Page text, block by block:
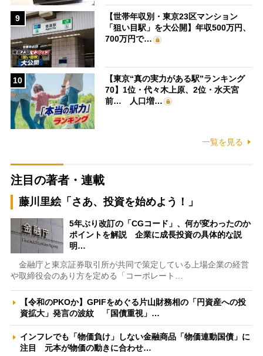
9
【世帯年収別・東京23区マンション
「狙い目駅」を大公開】年収500万円、
700万円で…
10
【東京“真の実力がある駅”ランキング
70】1位・代々木上原、2位・水天宮
前… 人口増…
一覧を見る
注目の著者・連載
藤川里絵「さあ、投資を始めよう！」
5年ぶり改訂の「CGコード」、何が変わったのか
ポイントを解説 企業に成長投資の具体的な説
明…
金融庁と東京証券取引所が共同で策定している上場企業の経営
や取締役会のあり方を定める「コーポレート…
【令和のPKOか】GPIFをめぐる片山財務相の「円資産への投
資拡大」発言の波紋 「国債重視」…
インフレでも「物価負け」しない金融商品「物価連動国債」に
注目 元本が物価の動きに合わせ…